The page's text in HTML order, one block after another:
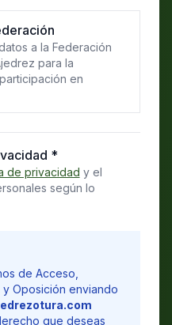
a la Federación
para la
en
*
de privacidad y el
según lo
de Acceso,
Oposición enviando
que deseas